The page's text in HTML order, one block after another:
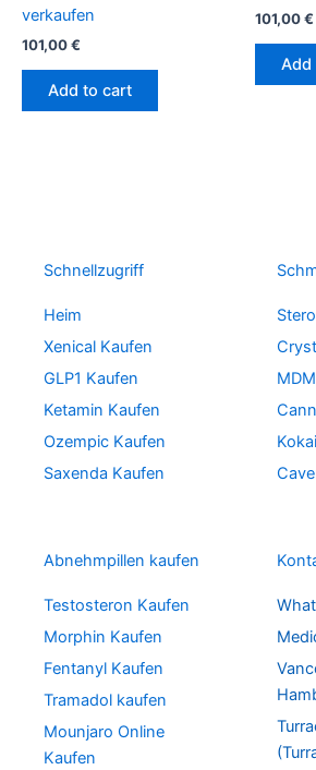
verkaufen
101,00€
Add to cart
101,00€
Add
Schnellzugriff
Heim
Xenical Kaufen
GLP1 Kaufen
Ketamin Kaufen
Ozempic Kaufen
Saxenda Kaufen
Abnehmpillen kaufen
Testosteron Kaufen
Morphin Kaufen
Fentanyl Kaufen
Tramadol kaufen
Mounjaro Online
Kaufen